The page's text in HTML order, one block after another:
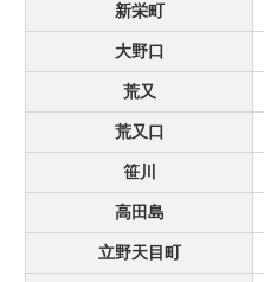
新栄町
大野口
荒又
荒又口
笹川
高田島
立野天目町